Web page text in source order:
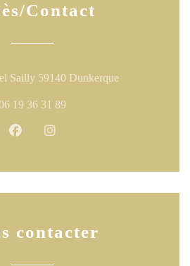
Contact
Sailly 59140 Dunkerque((ouvre une
19 36 31 89
Facebook ((ouvre une nouvelle
contacter